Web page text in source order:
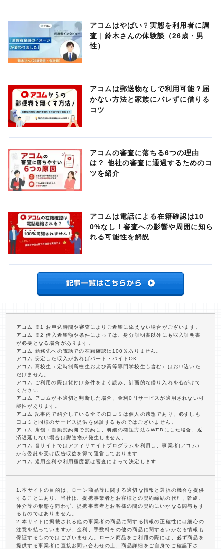
アコムはやばい？実態を利用者に調
査｜鈴木さんの体験談（26歳・男
性）
アコムは郵送物なしで利用可能？届
かない方法と家族にバレずに借りる
コツ
アコムの審査に落ちる6つの理由
は？ 他社の審査に通過するためのコ
ツを紹介
アコムは電話による在籍確認は10
0%なし！審査への影響や周囲に知ら
れる可能性を解説
アコム ※1 お申込時間や審査によりご希望に添えない場合がございます。
アコム ※2 借入希望額や条件によっては、身分証明書以外にも収入証明書
が必要となる場合があります。
アコム 勤務先への電話での在籍確認は100％ありません。
アコム 安定した収入があればパート・バイトOK
アコム 高校生（定時制高校生および高等専門学校生も含む）はお申込いた
だけません。
アコム ご利用の際は貸付け条件をよく読み、計画的な借り入れを心がけて
ください
アコム アコムが不適切と判断した場合、金利0円サービスが適用されない可
能性があります。
アコム 記事内で紹介している全ての口コミは個人の感想であり、必ずしも
口コミと同様のサービス提供を保証するものではございません。
アコム 店舗・自動契約機で契約し、明細の確認方法をWEBにした場合、返
済遅延しない場合は郵送物が発生しません。
アコム 当サイトではアフィリエイトプログラムを利用し、事業者(アコム)
から委託を受け広告収益を得て運営しております
アコム 適用金利や利用極度額は審査によって決定します
1.本サイトの目的は、ローン商品等に関する適切な情報と選択の機会を提供
することにあり、当社は、提携事業者とお客様との契約締結の代理、斡旋、
仲介等の形態を問わず、提携事業者とお客様の間の契約にいかなる関与もす
るものではありません。
2.本サイトに掲載される他の事業者の商品に関する情報の正確性には細心の
注意を払っていますが、金利、手数料その他の商品に関するいかなる情報も
保証するものではございません。ローン商品をご利用の際には、必ず商品を
提供する事業者に直接お問い合わせの上、商品詳細をご自身でご確認下さ